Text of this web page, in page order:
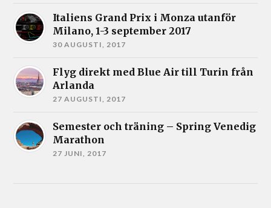
Italiens Grand Prix i Monza utanför
Milano, 1-3 september 2017
30 AUGUSTI, 2017
Flyg direkt med Blue Air till Turin från
Arlanda
27 AUGUSTI, 2017
Semester och träning – Spring Venedig
Marathon
27 JUNI, 2017